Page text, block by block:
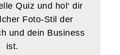
Quiz und hol‘ dir
Foto-Stil der
und dein Business
ist.